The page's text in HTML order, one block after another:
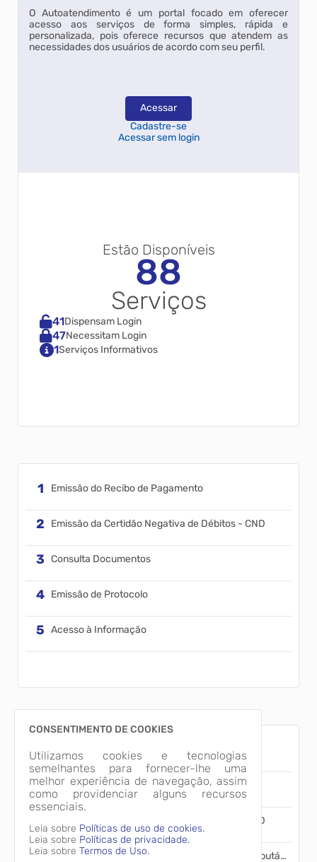
O Autoatendimento é um portal focado em oferecer
acesso aos serviços de forma simples, rápida e
personalizada, pois oferece recursos que atendem as
necessidades dos usuários de acordo com seu perfil.
Acessar
Cadastre-se
Acessar sem login
Estão Disponíveis
88
Serviços
41Dispensam Login
47Necessitam Login
1Serviços Informativos
Emissão do Recibo de Pagamento
Emissão da Certidão Negativa de Débitos - CND
Consulta Documentos
Emissão de Protocolo
Acesso à Informação
Emissão do Recibo de Pagamento
Emissão de Guias IPTU
Emissão da Certidão Negativa de Débitos - CND
Nota Fiscal de Serviço Eletrônica - Reforma Tributária
CONSENTIMENTO DE COOKIES
Utilizamos cookies e tecnologias
semelhantes para fornecer-lhe uma
melhor experiência de navegação, assim
como providenciar alguns recursos
essenciais.
Leia sobre Políticas de uso de cookies.
Leia sobre Políticas de privacidade.
Leia sobre Termos de Uso.